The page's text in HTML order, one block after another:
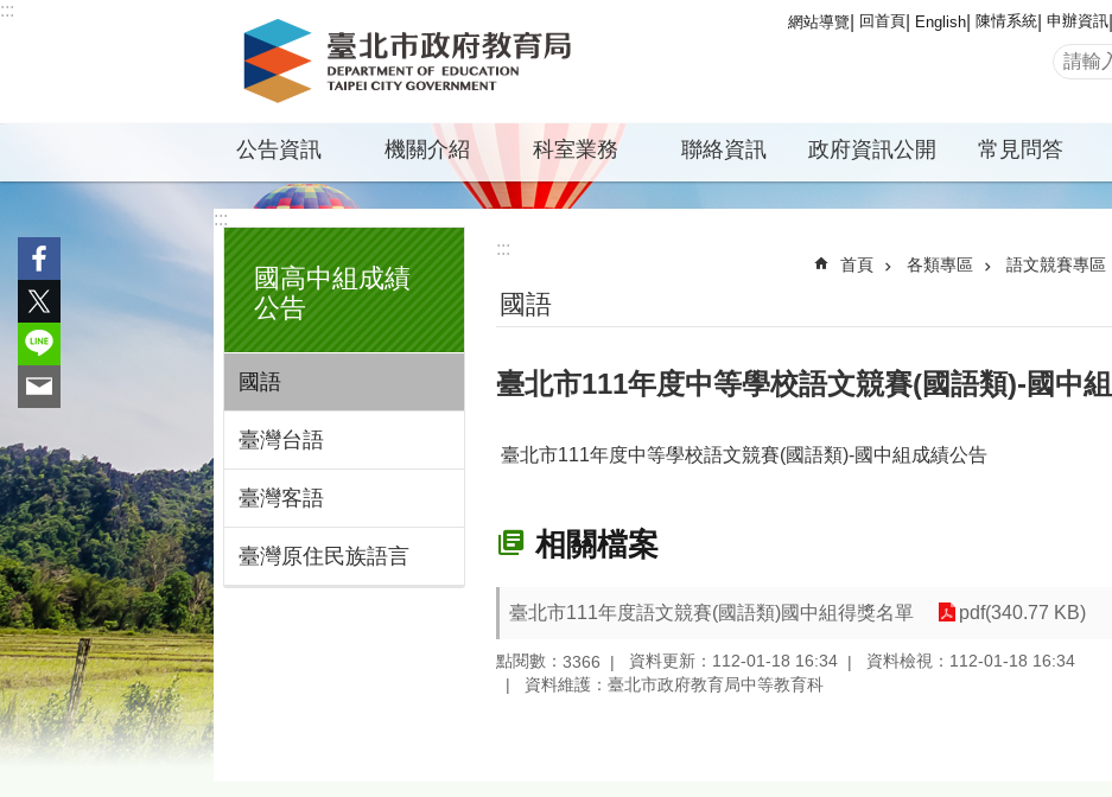
跳到主要內容區塊
:::
網站導覽 回首頁 English 陳情系統 申辦資訊
公告資訊 機關介紹 科室業務 聯絡資訊 政府資訊公開 常見問答
:::
國高中組成績
公告
國語
臺灣台語
臺灣客語
臺灣原住民族語言
:::
首頁 各類專區 語文競賽專區
國語
臺北市111年度中等學校語文競賽(國語類)-國中
臺北市111年度中等學校語文競賽(國語類)-國中組成績公告
相關檔案
臺北市111年度語文競賽(國語類)國中組得獎名單 pdf(340.77 KB)
點閱數： 3366 資料更新：112-01-18 16:34
資料檢視：112-01-18 16:34
資料維護：臺北市政府教育局中等教育科